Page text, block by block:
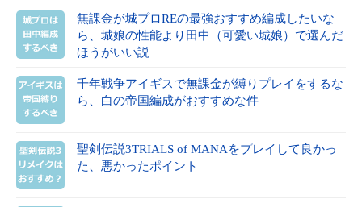
無課金が城プロREの最強おすすめ編成したいな
ら、城娘の性能より田中（可愛い城娘）で選んだ
ほうがいい説
千年戦争アイギスで無課金が縛りプレイをするな
ら、白の帝国編成がおすすめな件
聖剣伝説3TRIALS of MANAをプレイして良かっ
た、悪かったポイント